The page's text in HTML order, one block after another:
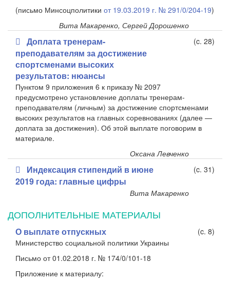
(письмо Минсоцполитики от 19.03.2019 г. № 291/0/204-19)
Вита Макаренко, Сергей Дорошенко
Доплата тренерам-
преподавателям за достижение
спортсменами высоких
результатов: нюансы
(c. 28)
Пунктом 9 приложения 6 к приказу № 2097
предусмотрено установление доплаты тренерам-
преподавателям (личным) за достижение спортсменами
высоких результатов на главных соревнованиях (далее —
доплата за достижения). Об этой выплате поговорим в
материале.
Оксана Левченко
Индексация стипендий в июне
2019 года: главные цифры
(c. 31)
Вита Макаренко
ДОПОЛНИТЕЛЬНЫЕ МАТЕРИАЛЫ
О выплате отпускных
(c. 8)
Министерство социальной политики Украины
Письмо от 01.02.2018 г. № 174/0/101-18
Приложение к материалу: